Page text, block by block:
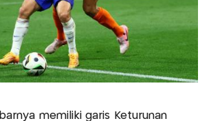
memiliki garis Keturunan